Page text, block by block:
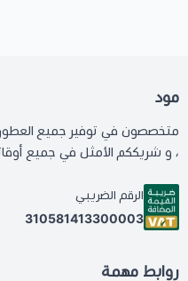
مود
متخصصون في توفير جميع العطور
، و شريككم الأمثل في جميع
الرقم الضريبي
310581413300003
روابط مهمة